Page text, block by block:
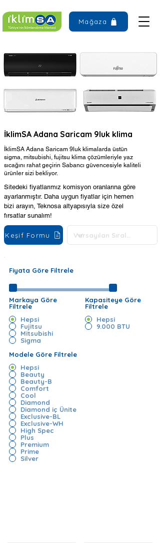
Mağaza
İklimSA Adana Saricam 9luk klima
İklimSA Adana Saricam 9luk klimalarda üstün
sigma, mitsubishi, fujitsu klima çözümleriyle yaz
sıcağını rahat geçirin Sabancı güvencesiyle kaliteli
ürünler sizi bekliyor.
Sitedeki fiyatlarımız komisyon oranlarına göre
ayarlanmıştır. Daha uygun fiyatlar için hemen
bizi arayın, Teknosa altyapısıyla size özel
fırsatlar sunalım!
Keşif Formu
Fiyata Göre Filtrele
Markaya Göre
Filtrele
Hepsi
Fujitsu
Mitsubishi
Sigma
Kapasiteye Göre
Filtrele
Hepsi
9.000 BTU
Modele Göre Filtrele
Hepsi
Beauty
Beauty-B
Comfort
Cool
Diamond
Diamond iç Ünite
Exclusive-BL
Exclusive-WH
High Spec
Plus
Premium
Prime
Silver